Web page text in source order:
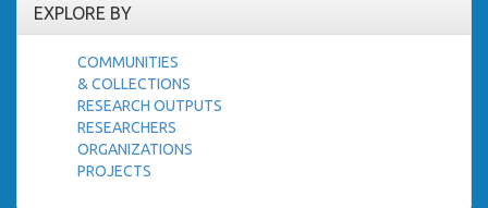
EXPLORE BY
COMMUNITIES
& COLLECTIONS
RESEARCH OUTPUTS
RESEARCHERS
ORGANIZATIONS
PROJECTS